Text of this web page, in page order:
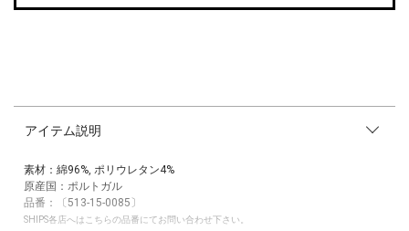
アイテム説明
素材：綿96%, ポリウレタン4%
原産国：ポルトガル
品番：〔513-15-0085〕
SHIPS各店へはこちらの品番にてお問い合わせ下さい。